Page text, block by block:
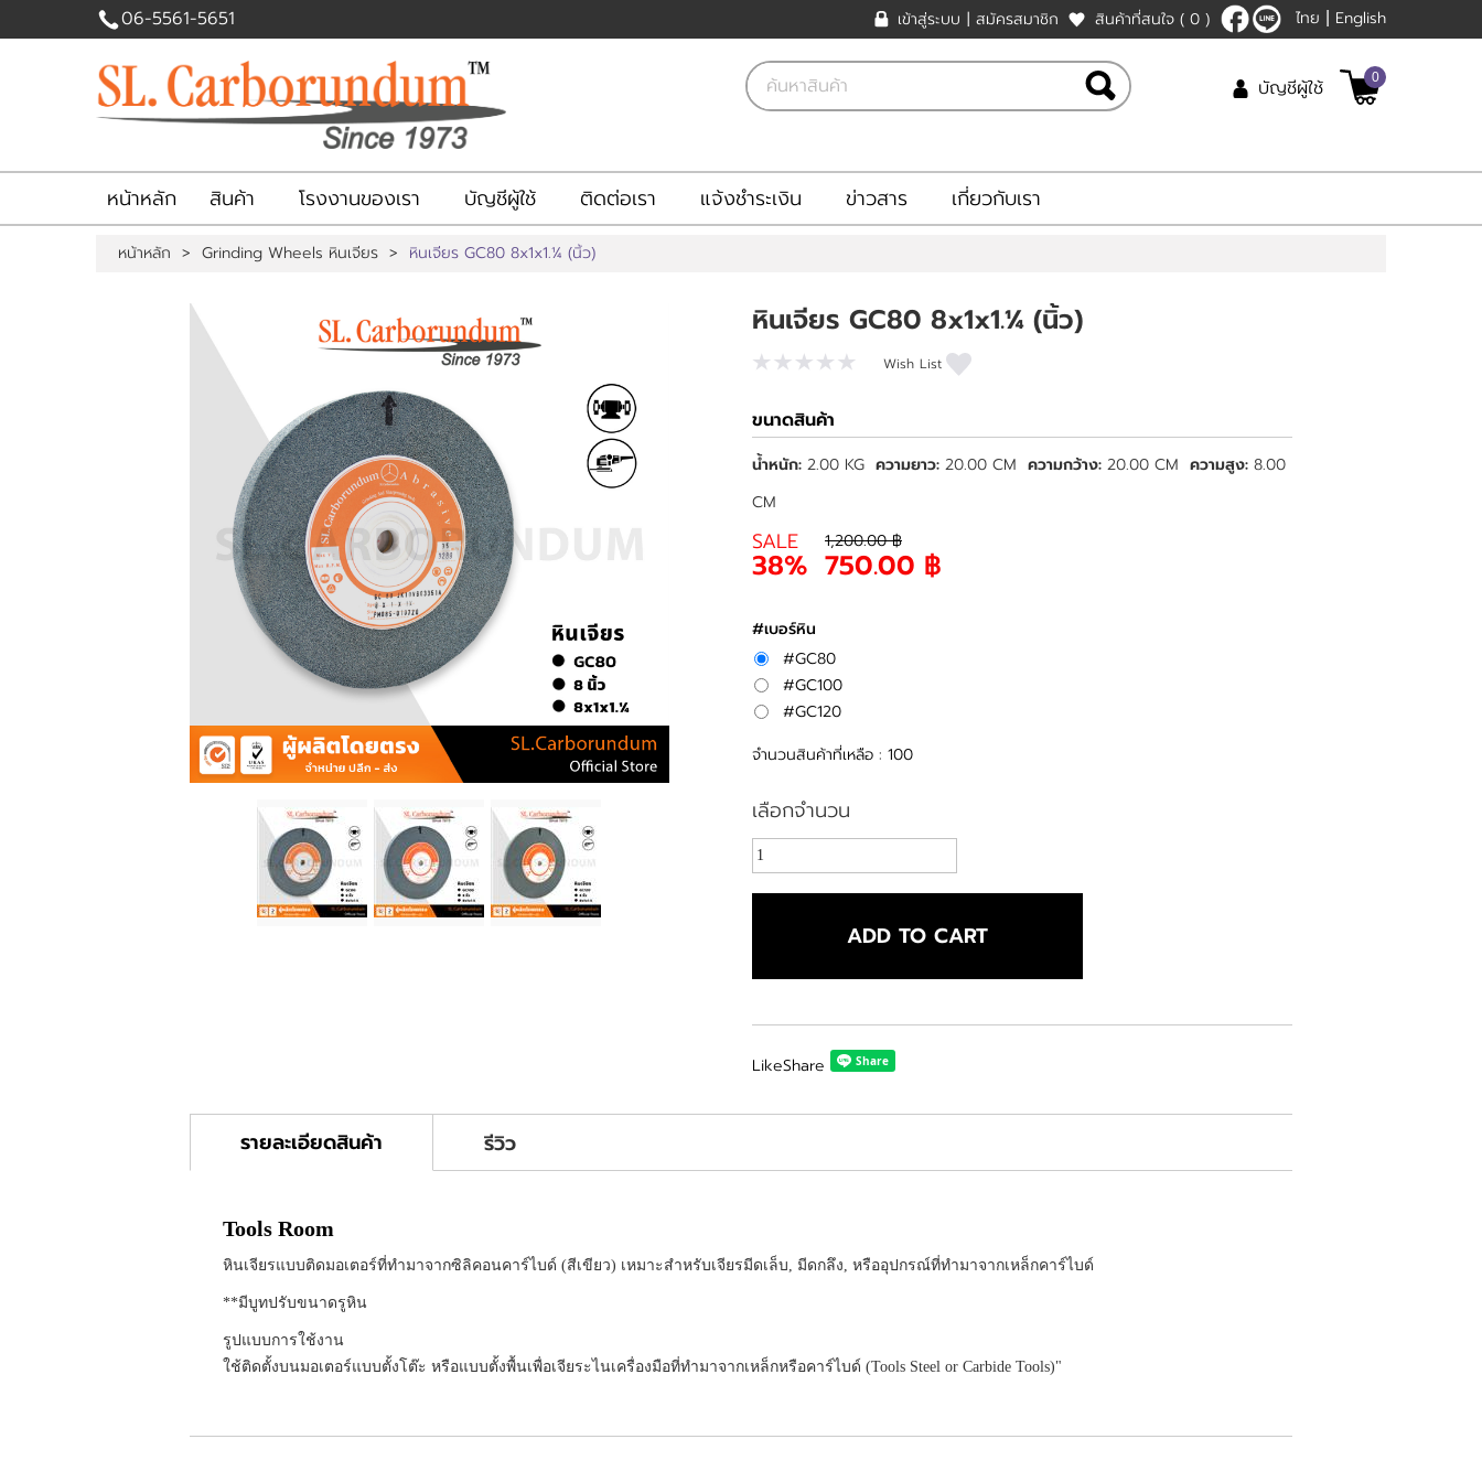
สินค้าที่สนใจ
บัญชีผู้ใช้
06-5561-5651 เข้าสู่ระบบ | สมัครสมาชิก สินค้าที่สนใจ ( 0 ) ไทย English
บัญชีผู้ใช้ 0
หน้าหลัก สินค้า โรงงานของเรา บัญชีผู้ใช้ ติดต่อเรา แจ้งชำระเงิน ข่าวสาร เกี่ยวกับเรา
หน้าหลัก > Grinding Wheels หินเจียร > หินเจียร GC80 8x1x1.¼ (นิ้ว)
หินเจียร GC80 8x1x1.¼ (นิ้ว)
Wish List
ขนาดสินค้า
น้ำหนัก: 2.00 KG ความยาว: 20.00 CM ความกว้าง: 20.00 CM ความสูง: 8.00
CM
SALE
38%
1,200.00 ฿
750.00 ฿
#เบอร์หิน
#GC80
#GC100
#GC120
จำนวนสินค้าที่เหลือ : 100
เลือกจำนวน
ADD TO CART
LikeShare
รายละเอียดสินค้า รีวิว
Tools Room
หินเจียรแบบติดมอเตอร์ที่ทำมาจากซิลิคอนคาร์ไบด์ (สีเขียว) เหมาะสำหรับเจียรมีดเล็บ, มีดกลึง, หรืออุปกรณ์ที่ทำมาจากเหล็กคาร์ไบด์
**มีบูทปรับขนาดรูหิน
รูปแบบการใช้งาน
ใช้ติดตั้งบนมอเตอร์แบบตั้งโต๊ะ หรือแบบตั้งพื้นเพื่อเจียระไนเครื่องมือที่ทำมาจากเหล็กหรือคาร์ไบด์ (Tools Steel or Carbide Tools)"